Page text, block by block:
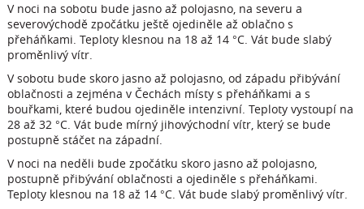
V noci na sobotu bude jasno až polojasno, na severu a
severovýchodě zpočátku ještě ojediněle až oblačno s
přeháňkami. Teploty klesnou na 18 až 14 °C. Vát bude slabý
proměnlivý vítr.
V sobotu bude skoro jasno až polojasno, od západu přibývání
oblačnosti a zejména v Čechách místy s přeháňkami a s
bouřkami, které budou ojediněle intenzivní. Teploty vystoupí na
28 až 32 °C. Vát bude mírný jihovýchodní vítr, který se bude
postupně stáčet na západní.
V noci na neděli bude zpočátku skoro jasno až polojasno,
postupně přibývání oblačnosti a ojediněle s přeháňkami.
Teploty klesnou na 18 až 14 °C. Vát bude slabý proměnlivý vítr.